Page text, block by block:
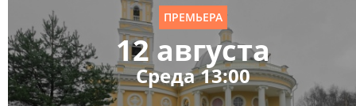
ПРЕМЬЕРА
12 августа
Среда 13:00